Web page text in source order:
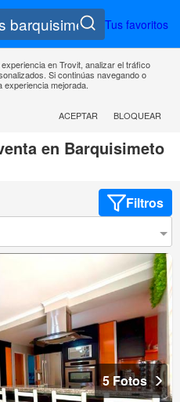
Tus favoritos
en Trovit, analizar el tráfico
Si continúas navegando o
mejorada.
ACEPTAR
BLOQUEAR
en Barquisimeto
Filtros
5 Fotos